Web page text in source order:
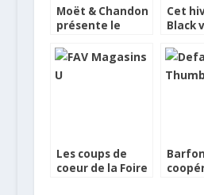
Moët & Chandon
présente le
Rosé 2004
Cet
Black
Les coups de
coeur de la Foire